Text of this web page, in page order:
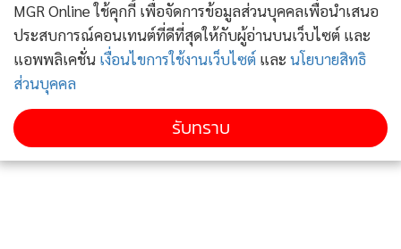
MGR Online ใช้คุกกี้ เพื่อจัดการข้อมูลส่วนบุคคลเพื่อนำเสนอ
ประสบการณ์คอนเทนต์ที่ดีที่สุดให้กับผู้อ่านบนเว็บไซต์ และ
แอพพลิเคชั่น เงื่อนไขการใช้งานเว็บไซต์ และ นโยบายสิทธิ
ส่วนบุคคล
รับทราบ